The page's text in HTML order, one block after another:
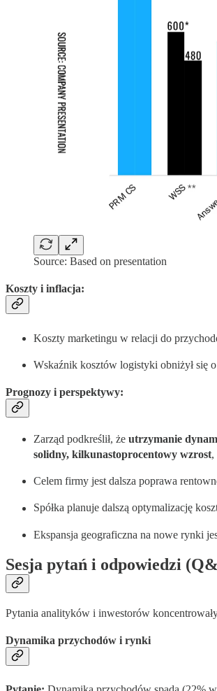
Source: Based on presentation
Koszty i inflacja:
Koszty marketingu w relacji do
Wskaźnik kosztów logistyki obniżył się
Prognozy i perspektywy:
Zarząd podkreślił, że utrzymanie
solidny, kilkunastoprocentowy wzrost,
Celem firmy jest dalsza poprawa
Spółka planuje dalszą optymalizację
Ekspansja geograficzna na nowe rynki
Sesja pytań i odpowiedzi
Pytania analityków i inwestorów
Dynamika przychodów i rynki